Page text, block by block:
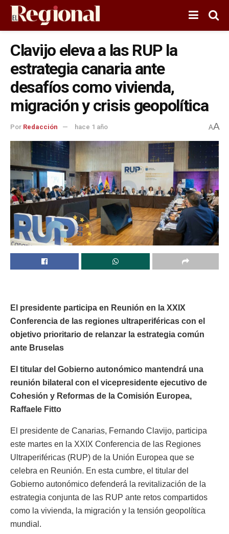
Clavijo eleva a las RUP la
estrategia canaria ante
desafíos como vivienda,
migración y crisis geopolítica
Por Redacción hace 1 año AA
El presidente participa en Reunión en la XXIX
Conferencia de las regiones ultraperiféricas con el
objetivo prioritario de relanzar la estrategia común
ante Bruselas
El titular del Gobierno autonómico mantendrá una
reunión bilateral con el vicepresidente ejecutivo de
Cohesión y Reformas de la Comisión Europea,
Raffaele Fitto
El presidente de Canarias, Fernando Clavijo, participa
este martes en la XXIX Conferencia de las Regiones
Ultraperiféricas (RUP) de la Unión Europea que se
celebra en Reunión. En esta cumbre, el titular del
Gobierno autonómico defenderá la revitalización de la
estrategia conjunta de las RUP ante retos compartidos
como la vivienda, la migración y la tensión geopolítica
mundial.